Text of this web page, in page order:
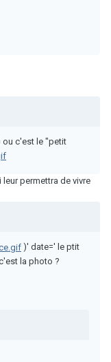
ou c'est le "petit
permettra de vivre
)' date=' le ptit
la photo ?